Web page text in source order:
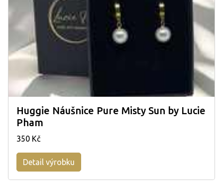
Huggie Náušnice Pure Misty Sun by Lucie
Pham
350 Kč
Detail výrobku